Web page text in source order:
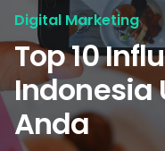
Digital Marketing
Top 10
Indonesia
Anda